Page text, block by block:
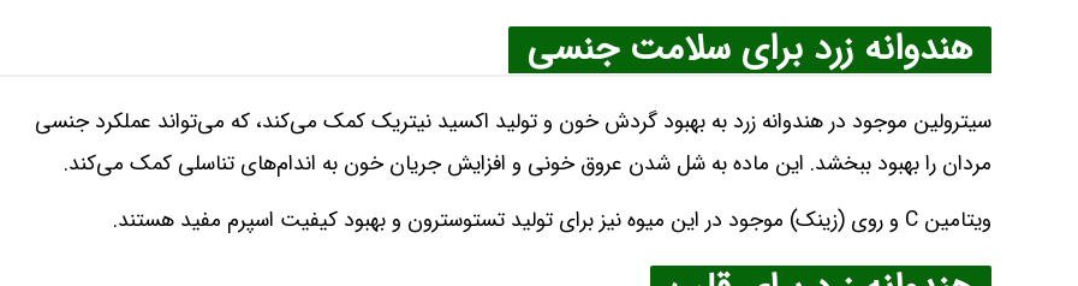
هندوانه زرد برای سلامت جنسی
سیترولین موجود در هندوانه زرد به بهبود گردش خون و تولید اکسید نیتریک کمک می‌کند، که می‌تواند عملکرد جنسی
مردان را بهبود ببخشد. این ماده به شل شدن عروق خونی و افزایش جریان خون به اندام‌های تناسلی کمک می‌کند.
ویتامین C و روی (زینک) موجود در این میوه نیز برای تولید تستوسترون و بهبود کیفیت اسپرم مفید هستند.